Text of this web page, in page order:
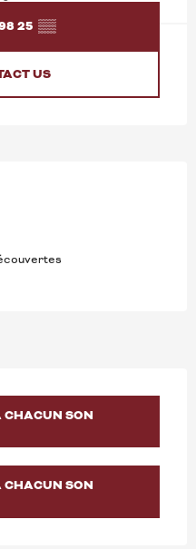
25 ▒▒
US
CHACUN SON
CHACUN SON